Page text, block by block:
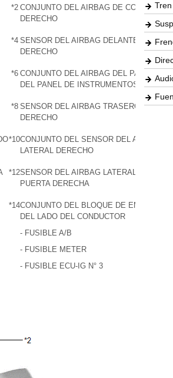
*2 CONJUNTO DEL AIRBAG DE CORTINA
DERECHO
*4 SENSOR DEL AIRBAG DELANTERO
DERECHO
*6 CONJUNTO DEL AIRBAG DEL PASAJERO
DEL PANEL DE INSTRUMENTOS
*8 SENSOR DEL AIRBAG TRASERO
DERECHO
*10CONJUNTO DEL SENSOR DEL AIRBAG
LATERAL DERECHO
*12SENSOR DEL AIRBAG LATERAL DE LA
PUERTA DERECHA
*14CONJUNTO DEL BLOQUE DE EMPALMES
DEL LADO DEL CONDUCTOR
- FUSIBLE A/B
- FUSIBLE METER
- FUSIBLE ECU-IG N° 3